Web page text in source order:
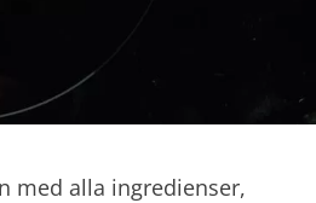
med alla ingredienser,